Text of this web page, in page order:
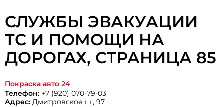
СЛУЖБЫ ЭВАКУАЦИИ
ТС И ПОМОЩИ НА
ДОРОГАХ, CТРАНИЦА 85
Покраска авто 24
Телефон: +7 (920) 070-79-03
Адрес: Дмитровское ш., 97